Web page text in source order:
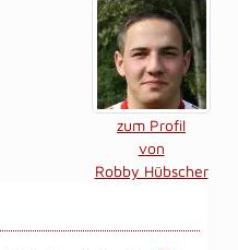
zum Profil
von
Robby Hübscher